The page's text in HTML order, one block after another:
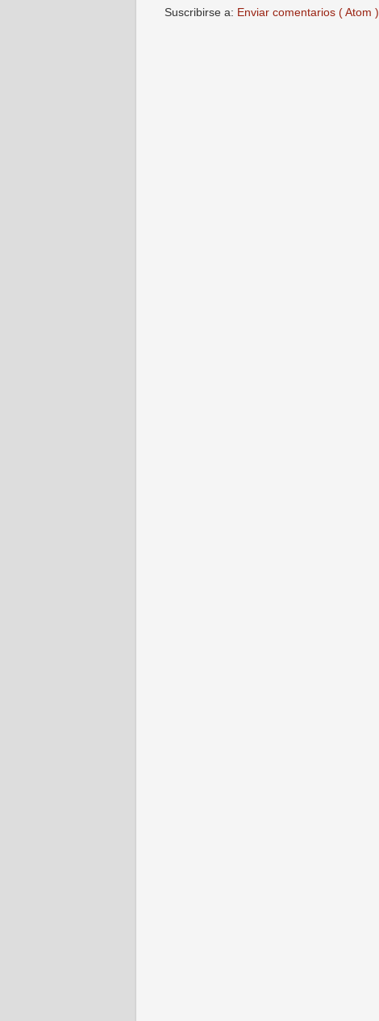
Suscribirse a: Enviar comentarios ( Atom )